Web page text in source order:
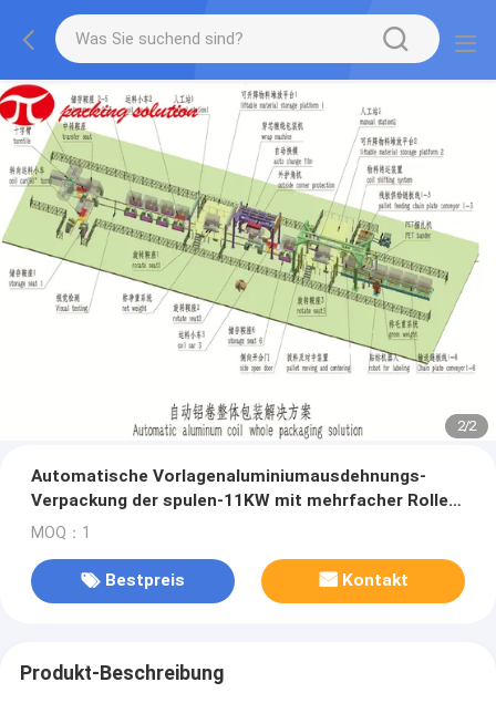
2/2
Automatische Vorlagenaluminiumausdehnungs-
Verpackung der spulen-11KW mit mehrfacher Rollen-
Station
MOQ：1
Bestpreis Kontakt
Produkt-Beschreibung